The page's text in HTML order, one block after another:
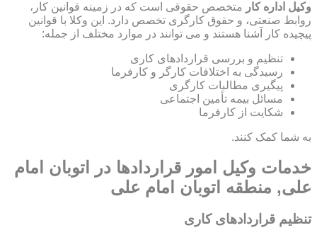
وکیل اداره کار متخصص حقوقی است که در زمینه قوانین کار،
روابط صنعتی، و حقوق کارگری تخصص دارد. این وکلا با قوانین
پیچیده کار آشنا هستند و می توانند در موارد مختلف از جمله:
تنظیم و بررسی قراردادهای کاری
رسیدگی به اختلافات کارگر و کارفرما
پیگیری مطالبات کارگری
مسائل بیمه تأمین اجتماعی
شکایت از کارفرما
به شما کمک کنند.
خدمات وکیل امور قراردادها در اتوبان امام
علی, منطقه اتوبان امام علی
تنظیم قراردادهای کاری